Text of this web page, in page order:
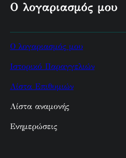
Ο λογαριασμός μου
Ο λογαριασμός μου
Ιστορικό Παραγγελιών
Λίστα Επιθυμιών
Λίστα αναμονής
Ενημερώσεις